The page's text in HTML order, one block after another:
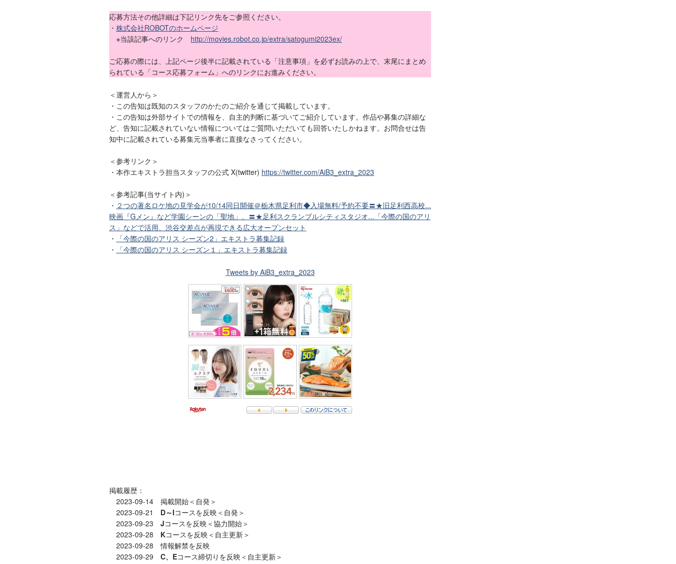
応募方法その他詳細は下記リンク先をご参照ください。
・ 株式会社ROBOTのホームページ
※当該記事へのリンク http://movies.robot.co.jp/extra/satogumi2023ex/
ご応募の際には、上記ページ後半に記載されている「注意事項」を必ずお読みの上で、末尾にまとめ
られている「コース応募フォーム」へのリンクにお進みください。
＜運営人から＞
・この告知は既知のスタッフのかたのご紹介を通じて掲載しています。
・この告知は外部サイトでの情報を、自主的判断に基づいてご紹介しています。作品や募集の詳細な
ど、告知に記載されていない情報についてはご質問いただいても回答いたしかねます。お問合せは告
知中に記載されている募集元当事者に直接なさってください。
＜参考リンク＞
・本作エキストラ担当スタッフの公式 X(twitter) https://twitter.com/AiB3_extra_2023
＜参考記事(当サイト内)＞
・ ２つの著名ロケ地の見学会が10/14同日開催＠栃木県足利市◆入場無料/予約不要〓★旧足利西高校...
映画『Gメン』など学園シーンの「聖地」。〓★足利スクランブルシティスタジオ...「今際の国のアリ
ス」などで活用、渋谷交差点が再現できる広大オープンセット
・
「今際の国のアリス シーズン2」エキストラ募集記録
・
「今際の国のアリス シーズン１」エキストラ募集記録
Tweets by AiB3_extra_2023
掲載履歴：
2023-09-14 掲載開始＜自発＞
2023-09-21 D～Iコースを反映＜自発＞
2023-09-23 Jコースを反映＜協力開始＞
2023-09-28 Kコースを反映＜自主更新＞
2023-09-28 情報解禁を反映
2023-09-29 C、Eコース締切りを反映＜自主更新＞